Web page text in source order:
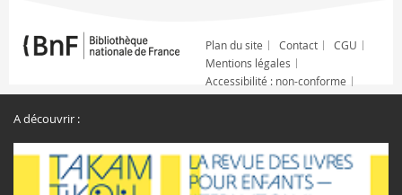
Plan du site Contact
CGU
Mentions légales
Accessibilité : non-conforme
A découvrir :